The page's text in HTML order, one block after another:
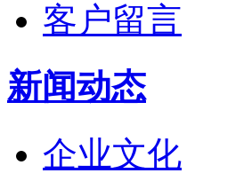
客户留言
新闻动态
企业文化